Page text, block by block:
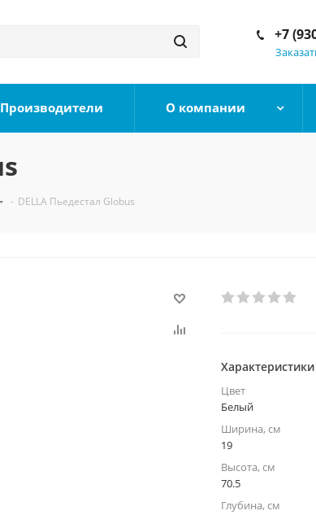
+7
Производители О компании
- DELLA Пьедестал Globus
Характеристики
Цвет
Белый
Ширина, см
19
Высота, см
70.5
Глубина, см